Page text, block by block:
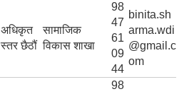
अधिकृत
स्तर छैठौं
सामाजिक
विकास शाखा
98
47
61
09
44
binita.sh
arma.wdi
@gmail.c
om
98